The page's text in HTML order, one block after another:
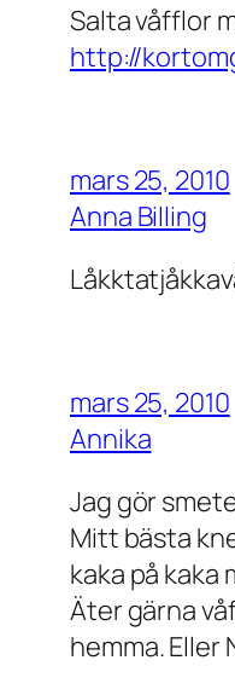
Salta våfflor
http://
mars 25, 2010
Anna Billing
mars 25, 2010
Annika
Jag gör
Mitt bästa
kaka på
Äter gärna
hemma. Eller